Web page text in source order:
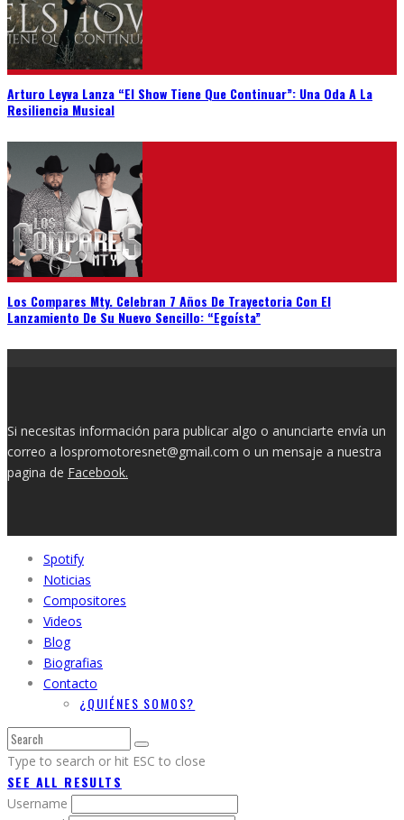
Arturo Leyva Lanza “El Show Tiene Que Continuar”: Una Oda A La
Resiliencia Musical
Los Compares Mty. Celebran 7 Años De Trayectoria Con El
Lanzamiento De Su Nuevo Sencillo: “Egoísta”
Si necesitas información para publicar algo o anunciarte envía un
correo a lospromotoresnet@gmail.com o un mensaje a nuestra
pagina de Facebook.
Spotify
Noticias
Compositores
Videos
Blog
Biografias
Contacto
¿QUIÉNES SOMOS?
Type to search or hit ESC to close
SEE ALL RESULTS
Username